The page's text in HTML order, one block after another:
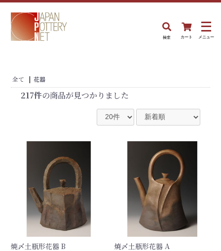
検索 カート メニュー
全て | 花器
217件の商品が見つかりました
焼〆土瓶形花器 B
焼〆土瓶形花器 A